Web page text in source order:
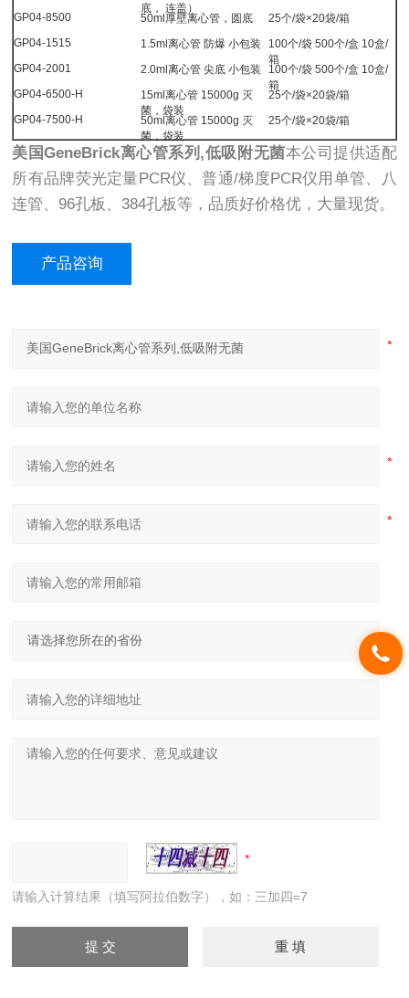
底， 连盖）
GP04-8500
50ml厚壁离心管，圆底
25个/袋×20袋/箱
GP04-1515
1.5ml离心管 防爆 小包装
100个/袋 500个/盒 10盒/
箱
GP04-2001 2.0ml离心管 尖底 小包装
100个/袋 500个/盒 10盒/
箱
GP04-6500-H
15ml离心管 15000g 灭
菌，袋装
25个/袋×20袋/箱
GP04-7500-H
50ml离心管 15000g 灭
菌，袋装
25个/袋×20袋/箱
美国GeneBrick离心管系列,低吸附无菌本公司提供适配
所有品牌荧光定量PCR仪、普通/梯度PCR仪用单管、八
连管、96孔板、384孔板等，品质好价格优，大量现货。
产品咨询
请输入计算结果（填写阿拉伯数字），如：三加四=7